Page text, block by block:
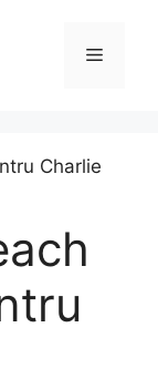
Menu